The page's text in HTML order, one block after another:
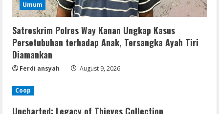
Umum
Satreskrim Polres Way Kanan Ungkap Kasus
Persetubuhan terhadap Anak, Tersangka Ayah Tiri
Diamankan
Ferdi ansyah August 9, 2026
Coop
Uncharted: Legacy of Thieves Collection